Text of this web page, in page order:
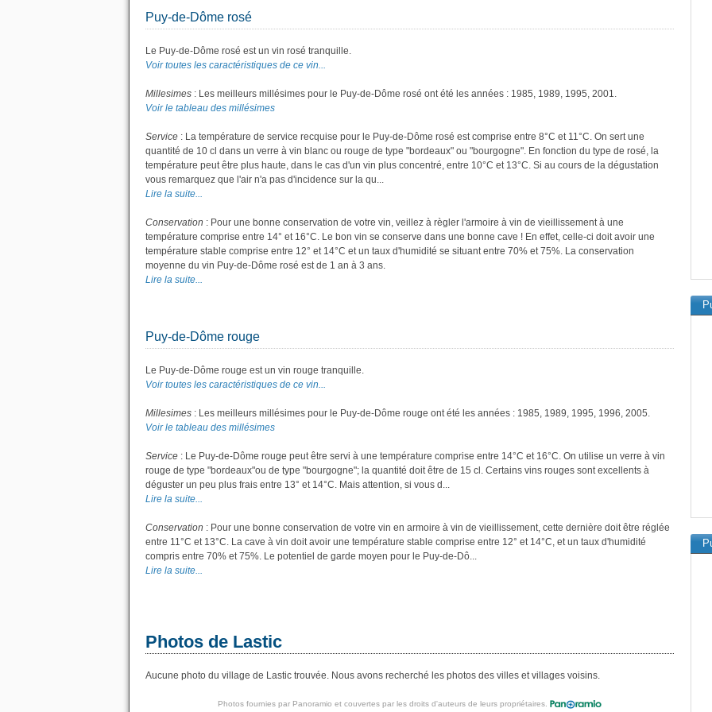
Puy-de-Dôme rosé
Le Puy-de-Dôme rosé est un vin rosé tranquille.
Voir toutes les caractéristiques de ce vin...
Millesimes : Les meilleurs millésimes pour le Puy-de-Dôme rosé ont été les années : 1985, 1989, 1995, 2001.
Voir le tableau des millésimes
Service : La température de service recquise pour le Puy-de-Dôme rosé est comprise entre 8°C et 11°C. On sert une
quantité de 10 cl dans un verre à vin blanc ou rouge de type "bordeaux" ou "bourgogne". En fonction du type de rosé, la
température peut être plus haute, dans le cas d'un vin plus concentré, entre 10°C et 13°C. Si au cours de la dégustation
vous remarquez que l'air n'a pas d'incidence sur la qu...
Lire la suite...
Conservation : Pour une bonne conservation de votre vin, veillez à règler l'armoire à vin de vieillissement à une
température comprise entre 14° et 16°C. Le bon vin se conserve dans une bonne cave ! En effet, celle-ci doit avoir une
température stable comprise entre 12° et 14°C et un taux d'humidité se situant entre 70% et 75%. La conservation
moyenne du vin Puy-de-Dôme rosé est de 1 an à 3 ans.
Lire la suite...
Puy-de-Dôme rouge
Le Puy-de-Dôme rouge est un vin rouge tranquille.
Voir toutes les caractéristiques de ce vin...
Millesimes : Les meilleurs millésimes pour le Puy-de-Dôme rouge ont été les années : 1985, 1989, 1995, 1996, 2005.
Voir le tableau des millésimes
Service : Le Puy-de-Dôme rouge peut être servi à une température comprise entre 14°C et 16°C. On utilise un verre à vin
rouge de type "bordeaux"ou de type "bourgogne"; la quantité doit être de 15 cl. Certains vins rouges sont excellents à
déguster un peu plus frais entre 13° et 14°C. Mais attention, si vous d...
Lire la suite...
Conservation : Pour une bonne conservation de votre vin en armoire à vin de vieillissement, cette dernière doit être réglée
entre 11°C et 13°C. La cave à vin doit avoir une température stable comprise entre 12° et 14°C, et un taux d'humidité
compris entre 70% et 75%. Le potentiel de garde moyen pour le Puy-de-Dô...
Lire la suite...
Photos de Lastic
Aucune photo du village de Lastic trouvée. Nous avons recherché les photos des villes et villages voisins.
Photos fournies par Panoramio et couvertes par les droits d'auteurs de leurs propriétaires.